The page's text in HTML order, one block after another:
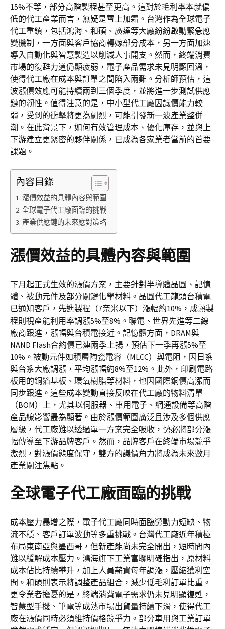
15%不等，部分高階製程甚至更高。這對於毛利率本就偏
低的代工產業而言，無疑是雪上加霜。台灣作為全球電子
代工重鎮，包括鴻海、和碩、廣達等大廠紛紛啟動緊急應
變機制，一方面與客戶協商轉嫁部分成本，另一方面加速
導入自動化與智慧製造以削減人事開支。然而，終端消費
市場的復甦力道仍顯疲弱，電子產品需求未見明顯回溫，
使得代工廠在成本與訂單之間陷入兩難。分析師預估，這
波漲價效應可能持續兩到三個季度，並將進一步測試供應
鏈的韌性。值得注意的是，中小型代工廠因議價能力較
弱，受到的衝擊將更為劇烈，可能引發新一波產業整併
潮。在此背景下，如何有效管理成本、優化庫存，並與上
下游建立更緊密的夥伴關係，已成為各家業者當前的首要
課題。
內容目錄
漲價效益的具體內容與範圍
全球電子代工廠面臨的挑戰
產業供應鏈的未來應對策略
漲價效益的具體內容與範圍
下月起正式生效的漲價方案，主要針對半導體晶圓、記憶
體、被動元件及部分關鍵化學材料。晶圓代工龍頭台積電
已通知客戶，先進製程（7奈米以下）漲幅約10%，成熟製
程則視產能利用率調漲5%至8%。聯電、世界先進等二線
廠商跟進，漲幅與台積電接近。記憶體方面，DRAM與
NAND Flash合約價已連兩季上揚，預估下一季再漲5%至
10%。被動元件如積層陶瓷電容（MLCC）與電阻，因日系
與台系大廠調漲，平均漲幅約8%至12%。此外，印刷電路
板用的銅箔基板、環氧樹脂等材料，也因國際銅價高漲而
同步跟進。這些成本變動直接反映在代工廠的物料清單
（BOM）上，尤其以伺服器、車用電子、網通設備等高階
產品線影響最為顯著。由於漲價範圍廣泛且涉及多個供應
層級，代工廠難以透過單一方案完全吸收，勢必將部分漲
幅傳導至下游品牌客戶。然而，品牌客戶在終端市場競爭
激烈，對漲價態度保守，雙方的議價角力將成為未來數月
產業關注焦點。
全球電子代工廠面臨的挑戰
成本壓力暴增之際，電子代工廠同時面臨勞動力短缺、物
流不穩、客戶訂單波動等多重挑戰。台灣代工廠近年積極
布局東南亞與墨西哥，但新產能尚未完全開出，短時間內
難以緩解成本壓力。鴻海旗下工業富聯明確指出，原材料
成本佔比持續攀升，加上人員薪資每年調漲，壓縮獲利空
間。和碩則表示將調整產品組合，減少低毛利訂單比重。
更令業者擔憂的是，終端消費電子需求仍未見明顯復甦，
智慧型手機、筆電等成熟市場出貨量持續下滑，使得代工
廠在漲價同時必須維持價格競爭力。部分車用與工業訂單